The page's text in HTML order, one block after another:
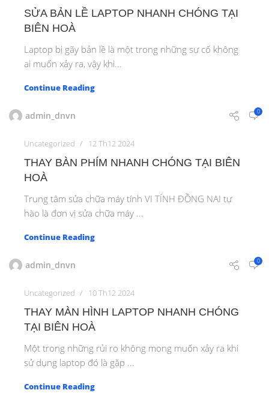
SỬA BẢN LỀ LAPTOP NHANH CHÓNG TẠI
BIÊN HOÀ
Laptop bị gãy bản lề là một trong những sự cố không
ai muốn xảy ra, vậy khi...
Continue Reading
admin_dnvn 0
Uncategorized 12 Th12 2024
THAY BÀN PHÍM NHANH CHÓNG TẠI BIÊN
HOÀ
Trung tâm sửa chữa máy tính VI TÍNH ĐỒNG NAI tự
hào là đơn vị sửa chữa máy ...
Continue Reading
admin_dnvn 0
Uncategorized 10 Th12 2024
THAY MÀN HÌNH LAPTOP NHANH CHÓNG
TẠI BIÊN HOÀ
Một trong những rủi ro không mong muốn xảy ra khi
sử dụng laptop đó là gặp ...
Continue Reading